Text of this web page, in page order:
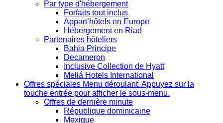
Par type d'hébergement
Forfaits tout inclus
Appart’hôtels en Europe
Hébergement en Riad
Partenaires hôteliers
Bahia Principe
Decameron
Inclusive Collection de Hyatt
Meliá Hotels International
Offres spéciales Menu déroulant: Appuyez sur la
touche entrée pour afficher le sous-menu.
Offres de dernière minute
République dominicaine
Mexique